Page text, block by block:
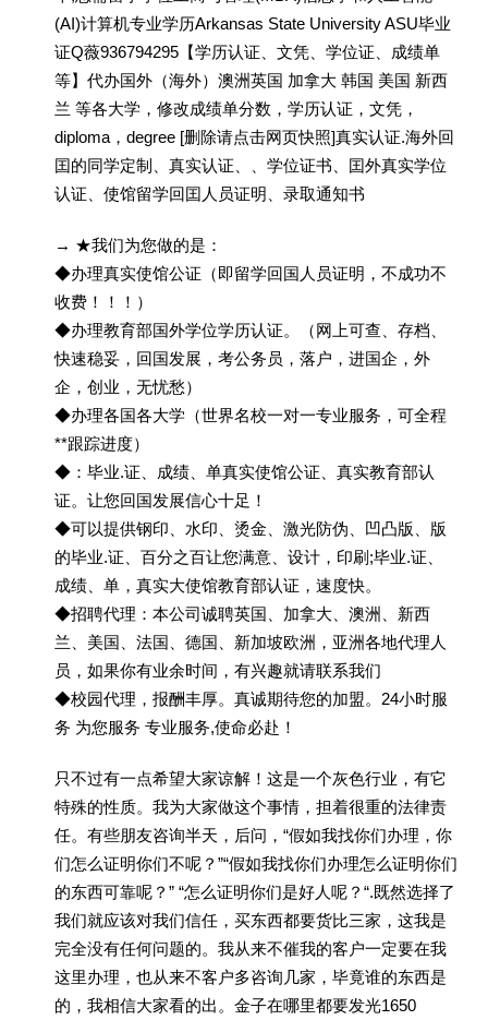
(AI)计算机专业学历Arkansas State University ASU毕业
证Q薇936794295【学历认证、文凭、学位证、成绩单
等】代办国外（海外）澳洲英国 加拿大 韩国 美国 新西
兰 等各大学，修改成绩单分数，学历认证，文凭，
diploma，degree [删除请点击网页快照]真实认证.海外回
囯的同学定制、真实认证、、学位证书、囯外真实学位
认证、使馆留学回囯人员证明、录取通知书
→ ★我们为您做的是：
◆办理真实使馆公证（即留学回国人员证明，不成功不
收费！！！）
◆办理教育部国外学位学历认证。（网上可查、存档、
快速稳妥，回国发展，考公务员，落户，进国企，外
企，创业，无忧愁）
◆办理各国各大学（世界名校一对一专业服务，可全程
**跟踪进度）
◆：毕业.证、成绩、单真实使馆公证、真实教育部认
证。让您回国发展信心十足！
◆可以提供钢印、水印、烫金、激光防伪、凹凸版、版
的毕业.证、百分之百让您满意、设计，印刷;毕业.证、
成绩、单，真实大使馆教育部认证，速度快。
◆招聘代理：本公司诚聘英国、加拿大、澳洲、新西
兰、美国、法国、德国、新加坡欧洲，亚洲各地代理人
员，如果你有业余时间，有兴趣就请联系我们
◆校园代理，报酬丰厚。真诚期待您的加盟。24小时服
务 为您服务 专业服务,使命必赴！
只不过有一点希望大家谅解！这是一个灰色行业，有它
特殊的性质。我为大家做这个事情，担着很重的法律责
任。有些朋友咨询半天，后问，“假如我找你们办理，你
们怎么证明你们不呢？”“假如我找你们办理怎么证明你们
的东西可靠呢？” “怎么证明你们是好人呢？“.既然选择了
我们就应该对我们信任，买东西都要货比三家，这我是
完全没有任何问题的。我从来不催我的客户一定要在我
这里办理，也从来不客户多咨询几家，毕竟谁的东西是
的，我相信大家看的出。金子在哪里都要发光1650